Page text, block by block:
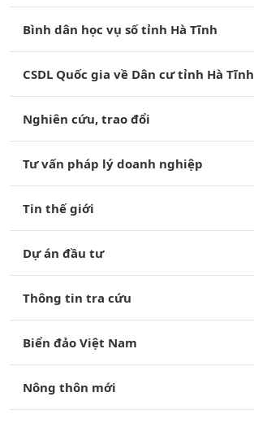
Bình dân học vụ số tỉnh Hà Tĩnh
CSDL Quốc gia về Dân cư tỉnh Hà Tĩnh
Nghiên cứu, trao đổi
Tư vấn pháp lý doanh nghiệp
Tin thế giới
Dự án đầu tư
Thông tin tra cứu
Biển đảo Việt Nam
Nông thôn mới